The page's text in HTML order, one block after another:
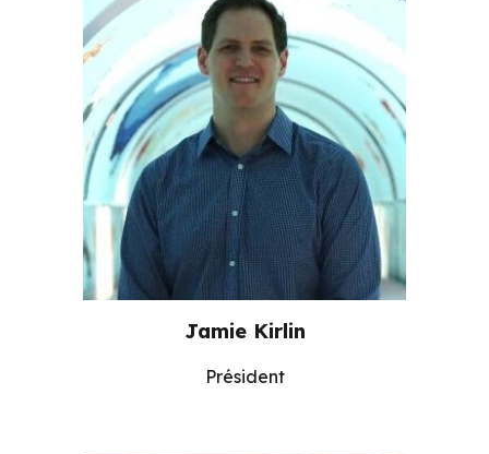
Jamie Kirlin
Président